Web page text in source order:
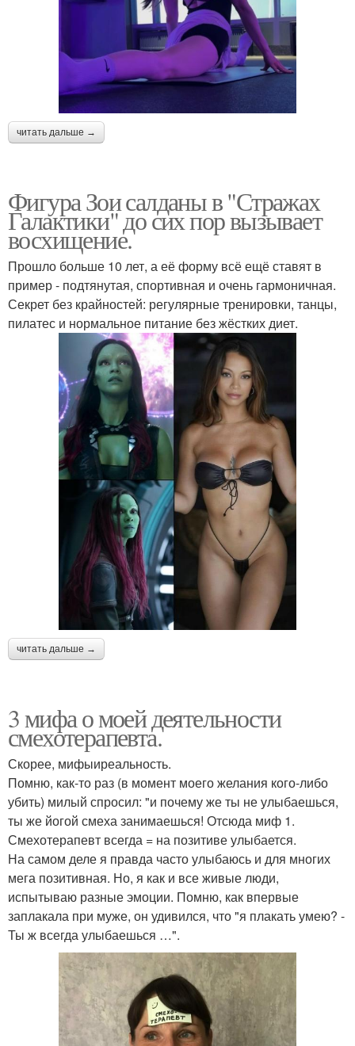
читать дальше →
Фигура Зои салданы в "Стражах
Галактики" до сих пор вызывает
восхищение.
Прошло больше 10 лет, а её форму всё ещё ставят в
пример - подтянутая, спортивная и очень гармоничная.
Секрет без крайностей: регулярные тренировки, танцы,
пилатес и нормальное питание без жёстких диет.
читать дальше →
3 мифа о моей деятельности
смехотерапевта.
Скорее, мифыиреальность.
Помню, как-то раз (в момент моего желания кого-либо
убить) милый спросил: "и почему же ты не улыбаешься,
ты же йогой смеха занимаешься! Отсюда миф 1.
Смехотерапевт всегда = на позитиве улыбается.
На самом деле я правда часто улыбаюсь и для многих
мега позитивная. Но, я как и все живые люди,
испытываю разные эмоции. Помню, как впервые
заплакала при муже, он удивился, что "я плакать умею? -
Ты ж всегда улыбаешься …".